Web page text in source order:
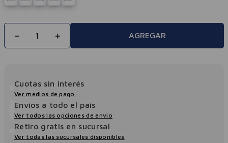
＋
－ AGREGAR
Cuotas sin interés
Ver medios de pago
Envios a todo el pais
Ver todos las opciones de envio
Retiro gratis en sucursal
Ver todas las sucursales disponibles